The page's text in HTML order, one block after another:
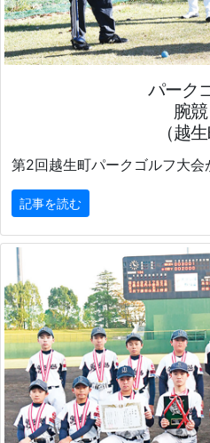
パーク
腕競
（越生
記事を読む